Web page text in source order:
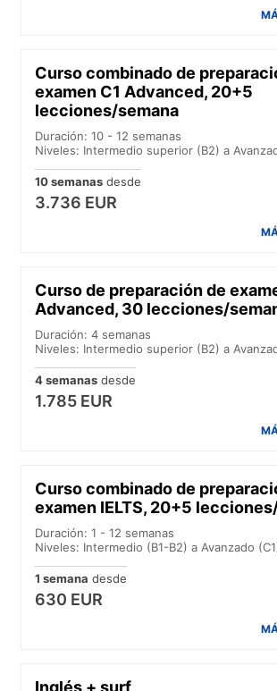
Curso combinado de
examen C1 Advanced, 20+5
lecciones/semana
Duración: 10 - 12 semanas
Niveles: Intermedio superior (B2) a
10 semanas desde
3.736 EUR
Curso de preparación de
Advanced, 30 lecciones/
Duración: 4 semanas
Niveles: Intermedio superior (B2) a
4 semanas desde
1.785 EUR
Curso combinado de
examen IELTS, 20+5
Duración: 1 - 12 semanas
Niveles: Intermedio (B1-B2) a Avanzado
1 semana desde
630 EUR
Inglés + surf